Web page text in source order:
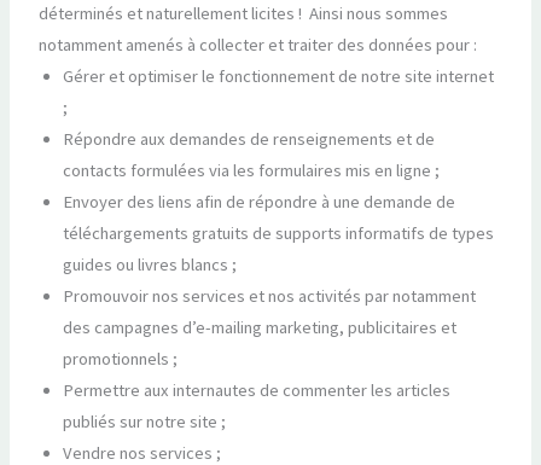
déterminés et naturellement licites ! Ainsi nous sommes
notamment amenés à collecter et traiter des données pour :
Gérer et optimiser le fonctionnement de notre site internet
;
Répondre aux demandes de renseignements et de
contacts formulées via les formulaires mis en ligne ;
Envoyer des liens afin de répondre à une demande de
téléchargements gratuits de supports informatifs de types
guides ou livres blancs ;
Promouvoir nos services et nos activités par notamment
des campagnes d’e-mailing marketing, publicitaires et
promotionnels ;
Permettre aux internautes de commenter les articles
publiés sur notre site ;
Vendre nos services ;